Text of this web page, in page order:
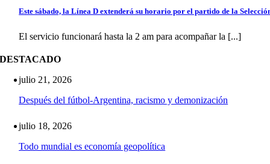
Este sábado, la Línea D extenderá su horario por el partido de la
El servicio funcionará hasta la 2 am para acompañar la [...]
DESTACADO
julio 21, 2026
Después del fútbol-Argentina, racismo y demonización
julio 18, 2026
Todo mundial es economía geopolítica